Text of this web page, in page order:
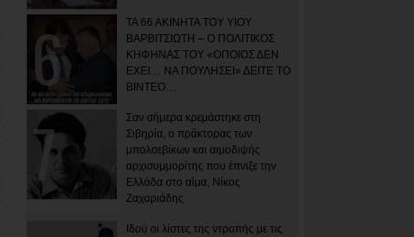
ΤΑ 66 ΑΚΙΝΗΤΑ ΤΟΥ ΥΙΟΥ
ΒΑΡΒΙΤΣΙΩΤΗ – Ο ΠΟΛΙΤΙΚΟΣ
ΚΗΦΗΝΑΣ ΤΟΥ «ΟΠΟΙΟΣ ΔΕΝ
ΕΧΕΙ… ΝΑ ΠΟΥΛΗΣΕΙ» ΔΕΙΤΕ ΤΟ
ΒΙΝΤΕΟ…
Σαν σήμερα κρεμάστηκε στη
Σιβηρία, ο πράκτορας των
μπολσεβίκων και αιμοδιψής
αρχισυμμορίτης που έπνιξε την
Ελλάδα στο αίμα, Νίκος
Ζαχαριάδης
Ιδού οι λίστες της ντροπής με τις